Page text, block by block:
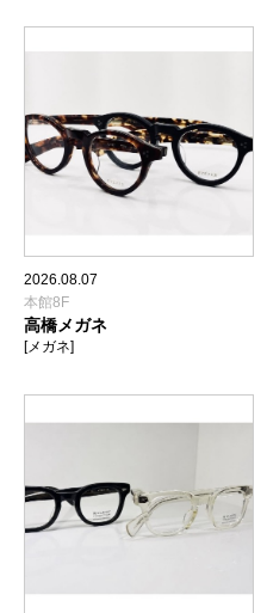
2026.08.07
本館8F
高橋メガネ
[メガネ]